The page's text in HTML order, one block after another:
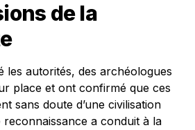
de la
les autorités, des archéologues
place et ont confirmé que ces
sans doute d’une civilisation
reconnaissance a conduit à la